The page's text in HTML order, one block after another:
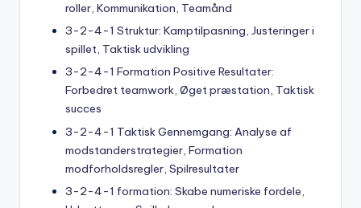
roller, Kommunikation, Teamånd
3-2-4-1 Struktur: Kamptilpasning, Justeringer i
spillet, Taktisk udvikling
3-2-4-1 Formation Positive Resultater:
Forbedret teamwork, Øget præstation, Taktisk
succes
3-2-4-1 Taktisk Gennemgang: Analyse af
modstanderstrategier, Formation
modforholdsregler, Spilresultater
3-2-4-1 formation: Skabe numeriske fordele,